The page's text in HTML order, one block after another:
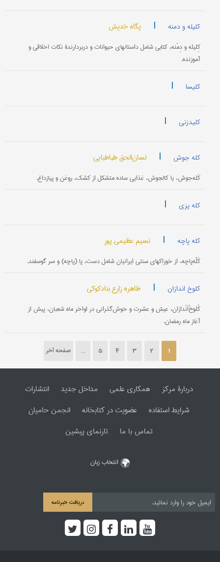
کلیله و دمنه | پگاه خدیش
کِلیله و دِمْنه، کتابی شامل داستانهای حیوانات و دربردارندۀ نکات اخلاقی و
آموزنده.
کلیسا |
کلیدزنی |
کله جوش | لسان‌الحق طباطبایی
کَله‌جوش، یا کالجوش، غذایی ساده متشکل از کشک، روغن و پیازداغ.
کله پزی |
کله پاچه | نسیم عظیمی پور
کَلّه‌پاچه، از خوراکهای سنتی ایرانیان شامل دست‌، پا (پاچه) و سر گوسفند.
کلوخ اندازان | طاهره زارع بنادکوکی
کُلوخْ‌اَنْدازان، عیش و عشرت و خوش‌گذرانی در اواخر ماه شعبان، پیش از
آغاز ماه رمضان.
1
2
3
4
5
... صفحه آخر
دربارۀ مرکز همکاری علمی مداخل جدید
انتشارات
شرایط استفاده
عضویت در کتابخانه
انجمن حامیان
تماس با ما
تارنمای پیشین
انتخاب زبان
دریافت خبرنامه